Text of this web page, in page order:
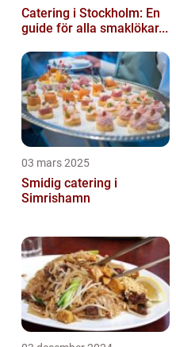
Catering i Stockholm: En
guide för alla smaklökar...
03 mars 2025
Smidig catering i
Simrishamn